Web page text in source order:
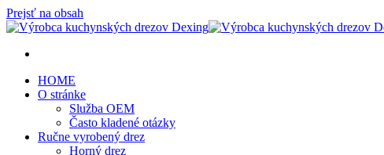
Prejsť na obsah
HOME
O stránke
Služba OEM
Často kladené otázky
Ručne vyrobený drez
Horný drez